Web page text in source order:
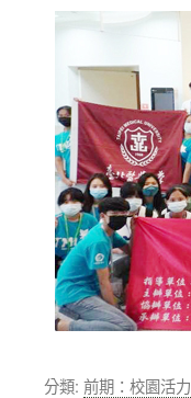
分類: 前期：校園活力